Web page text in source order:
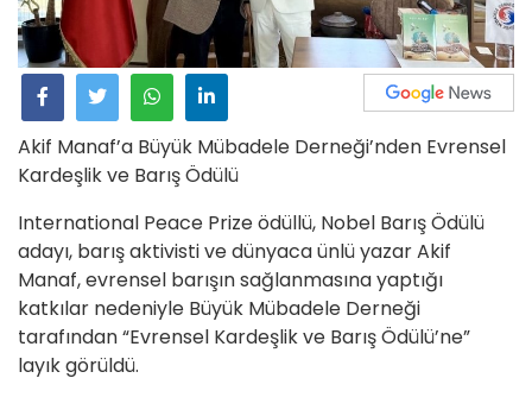
Akif Manaf’a Büyük Mübadele Derneği’nden Evrensel
Kardeşlik ve Barış Ödülü
International Peace Prize ödüllü, Nobel Barış Ödülü
adayı, barış aktivisti ve dünyaca ünlü yazar Akif
Manaf, evrensel barışın sağlanmasına yaptığı
katkılar nedeniyle Büyük Mübadele Derneği
tarafından “Evrensel Kardeşlik ve Barış Ödülü’ne”
layık görüldü.